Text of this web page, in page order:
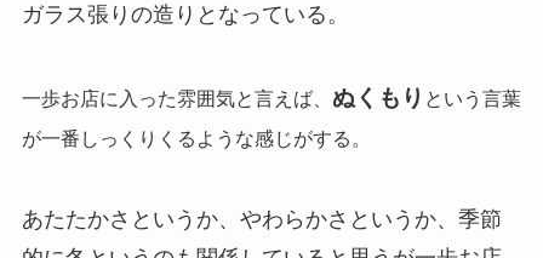
ガラス張りの造りとなっている。
一歩お店に入った雰囲気と言えば、 ぬくもり という言葉
が一番しっくりくるような感じがする。
あたたかさというか、やわらかさというか、季節